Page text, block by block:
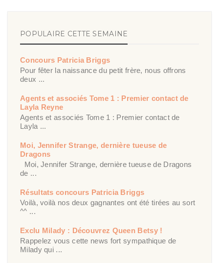
POPULAIRE CETTE SEMAINE
Concours Patricia Briggs
Pour fêter la naissance du petit frère, nous offrons
deux ...
Agents et associés Tome 1 : Premier contact de
Layla Reyne
Agents et associés Tome 1 : Premier contact de
Layla ...
Moi, Jennifer Strange, dernière tueuse de
Dragons
Moi, Jennifer Strange, dernière tueuse de Dragons
de ...
Résultats concours Patricia Briggs
Voilà, voilà nos deux gagnantes ont été tirées au sort
^^ ...
Exclu Milady : Découvrez Queen Betsy !
Rappelez vous cette news fort sympathique de
Milady qui ...